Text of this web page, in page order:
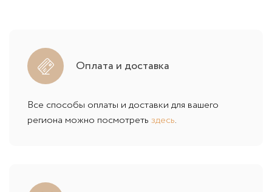
Оплата и доставка
Все способы оплаты и доставки для вашего
региона можно посмотреть здесь.